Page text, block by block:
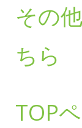
その
ちら
TOP